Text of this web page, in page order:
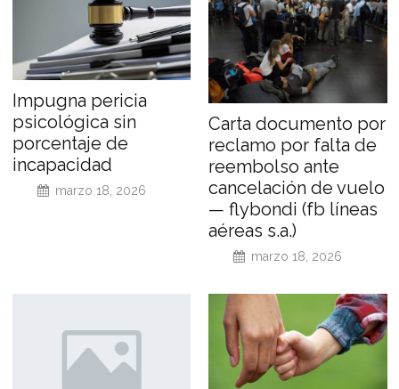
Impugna pericia
psicológica sin
porcentaje de
incapacidad
marzo 18, 2026
Carta documento por
reclamo por falta de
reembolso ante
cancelación de vuelo
— flybondi (fb líneas
aéreas s.a.)
marzo 18, 2026